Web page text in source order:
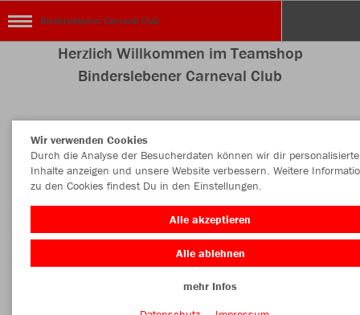
Binderslebener Carneval Club
Herzlich Willkommen im Teamshop
Binderslebener Carneval Club
Nachhaltig Farbe
Wir verwenden Cookies
Durch die Analyse der Besucherdaten können wir dir personalisierte
Inhalte anzeigen und unsere Website verbessern. Weitere
zu den Cookies findest Du in den Einstellungen.
Alle akzeptieren
Alle ablehnen
mehr Infos